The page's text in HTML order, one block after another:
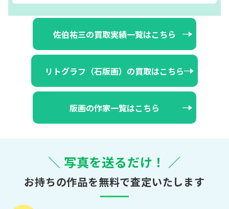
佐伯祐三の買取実績一覧はこちら
リトグラフ（石版画）の買取はこちら
版画の作家一覧はこちら
＼ 写真を送るだけ！ ／
お持ちの作品を無料で査定いたします